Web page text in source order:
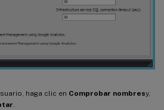
haga clic en Comprobar nombresy,
.